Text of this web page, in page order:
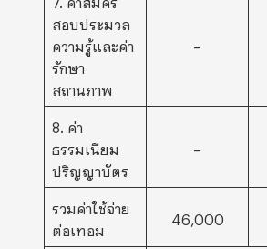
สอบประมวล
ความรู้และค่า
รักษา
สถานภาพ
8. ค่า
ธรรมเนียม
ปริญญาบัตร
รวมค่าใช้จ่าย
ต่อเทอม
46,000